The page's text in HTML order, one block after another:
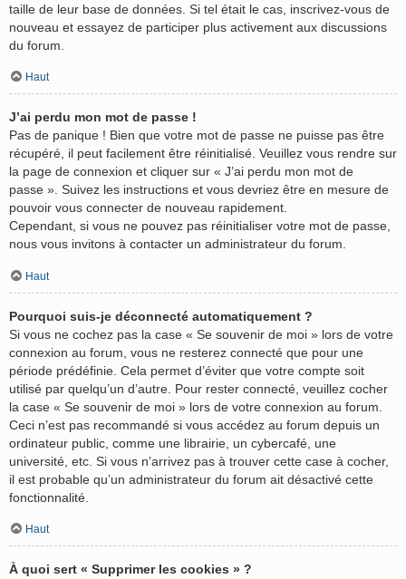
taille de leur base de données. Si tel était le cas, inscrivez-vous de
nouveau et essayez de participer plus activement aux discussions
du forum.
Haut
J’ai perdu mon mot de passe !
Pas de panique ! Bien que votre mot de passe ne puisse pas être
récupéré, il peut facilement être réinitialisé. Veuillez vous rendre sur
la page de connexion et cliquer sur « J’ai perdu mon mot de
passe ». Suivez les instructions et vous devriez être en mesure de
pouvoir vous connecter de nouveau rapidement.
Cependant, si vous ne pouvez pas réinitialiser votre mot de passe,
nous vous invitons à contacter un administrateur du forum.
Haut
Pourquoi suis-je déconnecté automatiquement ?
Si vous ne cochez pas la case « Se souvenir de moi » lors de votre
connexion au forum, vous ne resterez connecté que pour une
période prédéfinie. Cela permet d’éviter que votre compte soit
utilisé par quelqu’un d’autre. Pour rester connecté, veuillez cocher
la case « Se souvenir de moi » lors de votre connexion au forum.
Ceci n’est pas recommandé si vous accédez au forum depuis un
ordinateur public, comme une librairie, un cybercafé, une
université, etc. Si vous n’arrivez pas à trouver cette case à cocher,
il est probable qu’un administrateur du forum ait désactivé cette
fonctionnalité.
Haut
À quoi sert « Supprimer les cookies » ?